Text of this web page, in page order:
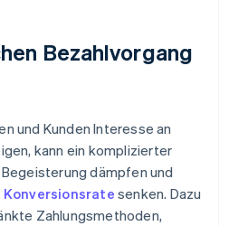
Bezahlvorgang
und Kunden Interesse an
kann ein komplizierter
dämpfen und
Konversionsrate senken. Dazu
Zahlungsmethoden,